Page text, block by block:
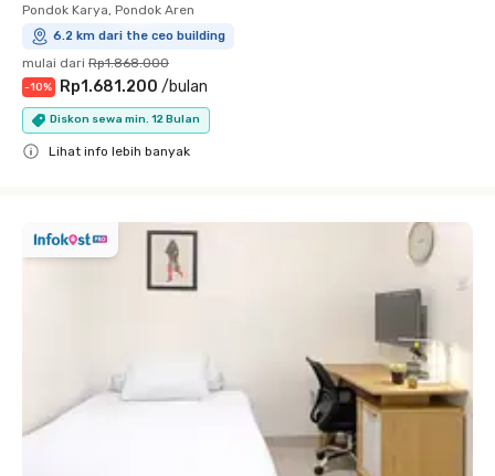
Pondok Karya, Pondok Aren
6.2 km dari the ceo building
mulai dari Rp1.868.000
-10% Rp1.681.200 /bulan
Diskon sewa min. 12 Bulan
Lihat info lebih banyak